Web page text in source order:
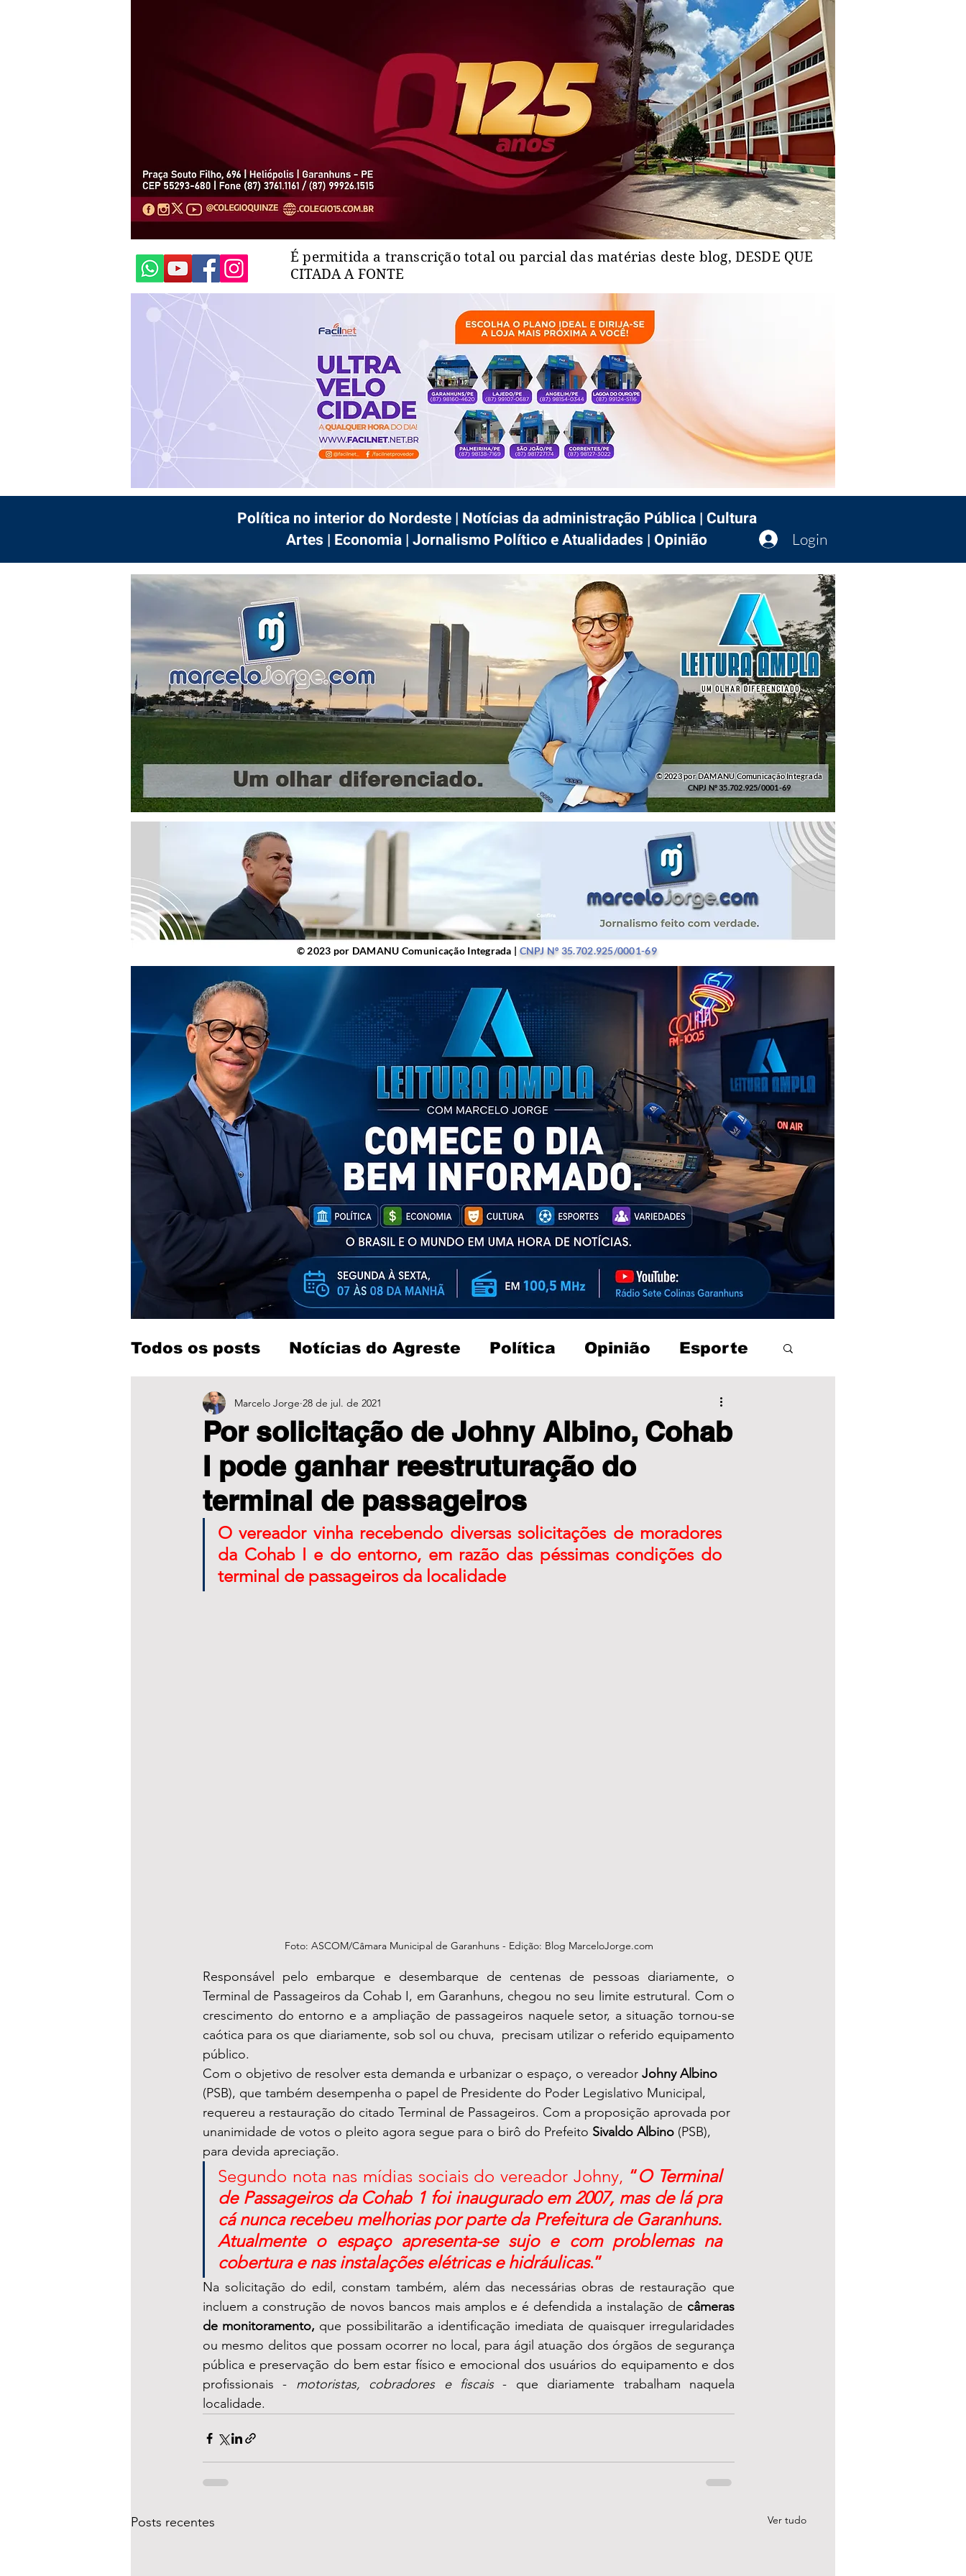
É permitida a transcrição total ou parcial das matérias deste blog, DESDE QUE
CITADA A FONTE
Login
Política no interior do Nordeste | Notícias da administração Pública | Cultura
Artes | Economia | Jornalismo Político e Atualidades | Opinião
© 2023 por DAMANU Comunicação Integrada
CNPJ Nº 35.702.925/0001-69
© 2023 por DAMANU Comunicação Integrada | CNPJ Nº 35.702.925/0001-69
© 2023 por DAMANU Comunicação Integrada | CNPJ Nº 35.702.925/0001-69
Todos os posts Notícias do Agreste Política Opinião Esporte
Entretenimento
Por solicitação de Johny Albino, Cohab
I pode ganhar reestruturação do
terminal de passageiros
Marcelo Jorge 28 de jul. de 2021
O vereador vinha recebendo diversas solicitações de moradores
da Cohab I e do entorno, em razão das péssimas condições do
terminal de passageiros da localidade
Foto: ASCOM/Câmara Municipal de Garanhuns - Edição: Blog MarceloJorge.com
Responsável pelo embarque e desembarque de centenas de pessoas diariamente, o
Terminal de Passageiros da Cohab I, em Garanhuns, chegou no seu limite estrutural. Com o
crescimento do entorno e a ampliação de passageiros naquele setor, a situação tornou-se
caótica para os que diariamente, sob sol ou chuva,  precisam utilizar o referido equipamento
público.
Com o objetivo de resolver esta demanda e urbanizar o espaço, o vereador Johny Albino
(PSB), que também desempenha o papel de Presidente do Poder Legislativo Municipal,
requereu a restauração do citado Terminal de Passageiros. Com a proposição aprovada por
unanimidade de votos o pleito agora segue para o birô do Prefeito Sivaldo Albino (PSB),
para devida apreciação.
Segundo nota nas mídias sociais do vereador Johny, “O Terminal
de Passageiros da Cohab 1 foi inaugurado em 2007, mas de lá pra
cá nunca recebeu melhorias por parte da Prefeitura de Garanhuns.
Atualmente o espaço apresenta-se sujo e com problemas na
cobertura e nas instalações elétricas e hidráulicas.”
Na solicitação do edil, constam também, além das necessárias obras de restauração que
incluem a construção de novos bancos mais amplos e é defendida a instalação de câmeras
de monitoramento, que possibilitarão a identificação imediata de quaisquer irregularidades
ou mesmo delitos que possam ocorrer no local, para ágil atuação dos órgãos de segurança
pública e preservação do bem estar físico e emocional dos usuários do equipamento e dos
profissionais - motoristas, cobradores e fiscais - que diariamente trabalham naquela
localidade.
Posts recentes Ver tudo